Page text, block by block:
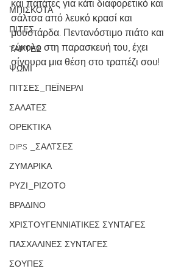
ΜΠΙΣΚΟΤΑ
ΠΙΤΕΣ
ΤΑΡΤΕΣ
ΨΩΜΙ
ΠΙΤΣΕΣ_ΠΕΪΝΕΡΛΙ
ΣΑΛΑΤΕΣ
ΟΡΕΚΤΙΚΑ
DIPS _ΣΑΛΤΣΕΣ
ΖΥΜΑΡΙΚΑ
ΡΥΖΙ_ΡΙΖΟΤΟ
ΒΡΑΔΙΝΟ
ΧΡΙΣΤΟΥΓΕΝΝΙΑΤΙΚΕΣ ΣΥΝΤΑΓΕΣ
ΠΑΣΧΑΛΙΝΕΣ ΣΥΝΤΑΓΕΣ
ΣΟΥΠΕΣ
και πατάτες για κάτι διαφορετικό και
σάλτσα από λευκό κρασί και
μουστάρδα. Πεντανόστιμο πιάτο και
εύκολο στη παρασκευή του, έχει
σίγουρα μια θέση στο τραπέζι σου!